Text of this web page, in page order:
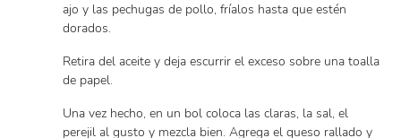
ajo y las pechugas de pollo, fríalos hasta que estén
dorados.
Retira del aceite y deja escurrir el exceso sobre una toalla
de papel.
Una vez hecho, en un bol coloca las claras, la sal, el
perejil al gusto y mezcla bien. Agrega el queso rallado y